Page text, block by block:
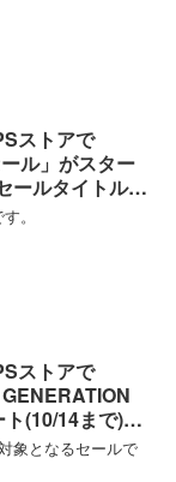
ストアで
ル」がスター
ールタイトル一
】
。
ストアで
(10/14まで)
覧・ソート機
象となるセールで